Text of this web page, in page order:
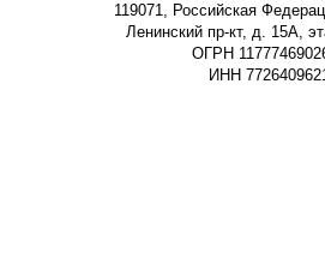
119071, Российская
Ленинский пр-кт, д. 15А,
ОГРН
ИНН